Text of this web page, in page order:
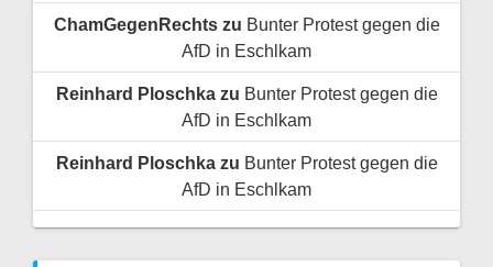
ChamGegenRechtszu Bunter Protest gegen die
AfD in Eschlkam
Reinhard Ploschkazu Bunter Protest gegen die
AfD in Eschlkam
Reinhard Ploschkazu Bunter Protest gegen die
AfD in Eschlkam